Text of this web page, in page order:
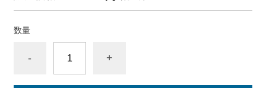
数量
- +